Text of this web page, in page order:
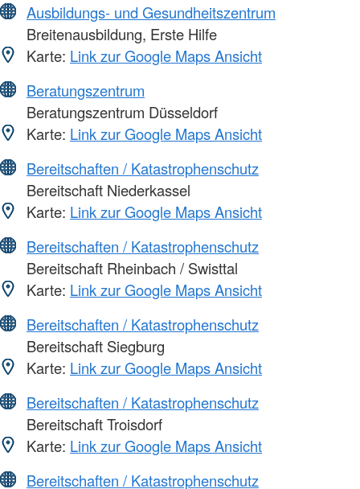
Ausbildungs- und Gesundheitszentrum
Breitenausbildung, Erste Hilfe
Karte: Link zur Google Maps Ansicht
Beratungszentrum
Beratungszentrum Düsseldorf
Karte: Link zur Google Maps Ansicht
Bereitschaften / Katastrophenschutz
Bereitschaft Niederkassel
Karte: Link zur Google Maps Ansicht
Bereitschaften / Katastrophenschutz
Bereitschaft Rheinbach / Swisttal
Karte: Link zur Google Maps Ansicht
Bereitschaften / Katastrophenschutz
Bereitschaft Siegburg
Karte: Link zur Google Maps Ansicht
Bereitschaften / Katastrophenschutz
Bereitschaft Troisdorf
Karte: Link zur Google Maps Ansicht
Bereitschaften / Katastrophenschutz